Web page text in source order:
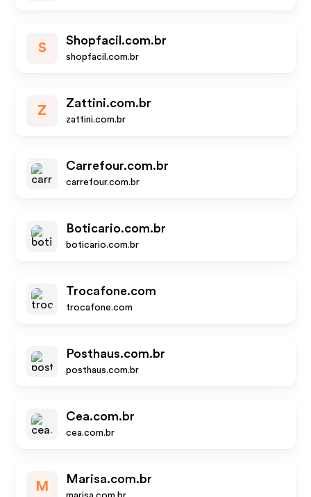
S
Shopfacil.com.br
shopfacil.com.br
Z
Zattini.com.br
zattini.com.br
Carrefour.com.br
carrefour.com.br
Boticario.com.br
boticario.com.br
Trocafone.com
trocafone.com
Posthaus.com.br
posthaus.com.br
Cea.com.br
cea.com.br
M
Marisa.com.br